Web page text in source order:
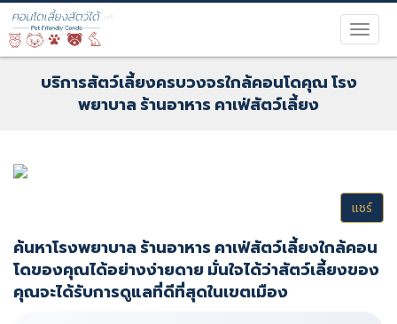
บริการสัตว์เลี้ยงครบวงจรใกล้คอนโดคุณ โรง
พยาบาล ร้านอาหาร คาเฟ่สัตว์เลี้ยง
แชร์
ค้นหาโรงพยาบาล ร้านอาหาร คาเฟ่สัตว์เลี้ยงใกล้คอน
โดของคุณได้อย่างง่ายดาย มั่นใจได้ว่าสัตว์เลี้ยงของ
คุณจะได้รับการดูแลที่ดีที่สุดในเขตเมือง